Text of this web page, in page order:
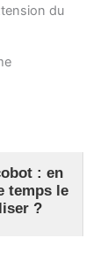
du
: en
temps le
?